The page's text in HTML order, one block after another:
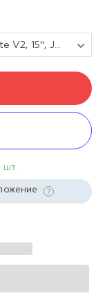
Сенсорный терминал PayTor Falcon Lite V2, 15", J4125, 4/128 ГБ, без ридера, черный, без ОС
шт.